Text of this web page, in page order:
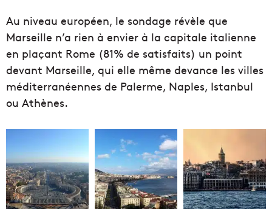
Au niveau européen, le sondage révèle que
Marseille n’a rien à envier à la capitale italienne
en plaçant Rome (81% de satisfaits) un point
devant Marseille, qui elle même devance les villes
méditerranéennes de Palerme, Naples, Istanbul
ou Athènes.